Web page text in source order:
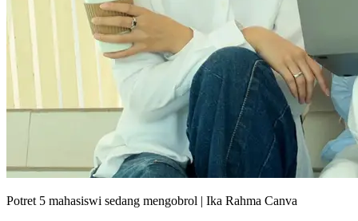
Potret 5 mahasiswi sedang mengobrol | Ika Rahma Canva